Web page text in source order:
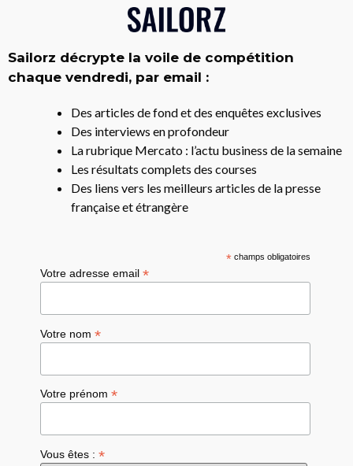
Sailorz décrypte la voile de compétition
chaque vendredi, par email :
Des articles de fond et des enquêtes exclusives
Des interviews en profondeur
La rubrique Mercato : l’actu business de la semaine
Les résultats complets des courses
Des liens vers les meilleurs articles de la presse
française et étrangère
*champs obligatoires
Votre adresse email*
Votre nom*
Votre prénom*
Vous êtes :*